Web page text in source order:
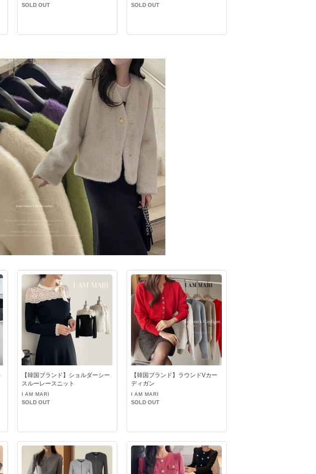
SOLD OUT SOLD OUT
【韓国ブランド】ショルダーシー
スルーレースニット
I AM MARI
SOLD OUT
【韓国ブランド】ラウンドVカー
ディガン
I AM MARI
SOLD OUT